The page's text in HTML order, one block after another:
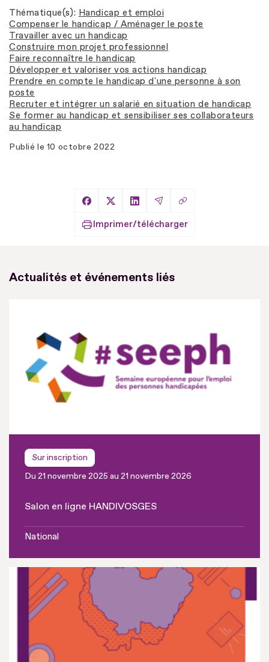
Thématique(s) Handicap et emploi
Compenser le handicap / Aménager le poste
Travailler avec un handicap
Construire mon projet professionnel
Faire reconnaître le handicap
Développer et valoriser vos actions handicap
Prendre en compte le handicap d'une personne à son
poste
Recruter et intégrer un salarié en situation de handicap
Se former au handicap et sensibiliser ses collaborateurs
au handicap
Publié le 10 octobre 2022
Partager sur Facebook
Partager sur X
Partager sur LinkedIn
Partager par Email
Copier le lien
Imprimer/télécharger
Actualités et événements liés
Sur inscription
Du 21 novembre 2025 au 21 novembre 2026
Salon en ligne HANDIVOSGES
National